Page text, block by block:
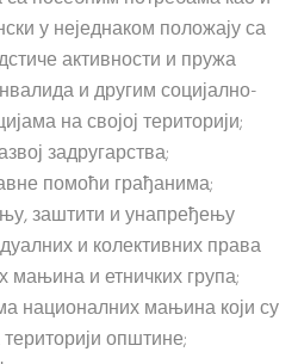
у неједнаком положају са
активности и пружа
и другим социјално-
на својој територији;
задругарства;
помоћи грађанима;
заштити и унапређењу
и колективних права
мањина и етничких група;
националних мањина који су
општине;